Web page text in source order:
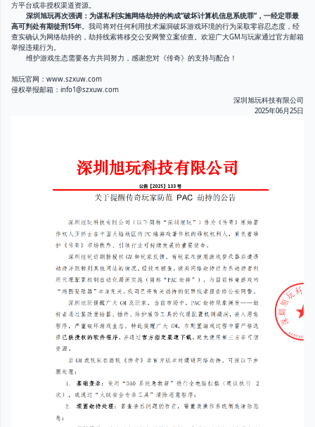
方平台或非授权渠道资源。
深圳旭玩再次强调：为谋私利实施网络劫持的构成“破坏计算机信息系统罪”，一经定罪最
高可判处有期徒刑15年。我司将对任何利用技术漏洞破坏游戏环境的行为采取零容忍态度，经
查实确认为网络劫持的，劫持线索将移交公安网警立案侦查。欢迎广大GM与玩家通过官方邮箱
举报违规行为。
维护游戏生态需要各方共同努力，感谢您对《传奇》的支持与配合！
旭玩官网：www.szxuw.com
侵权举报邮箱：info1@szxuw.com
深圳旭玩科技有限公司
2025年06月25日